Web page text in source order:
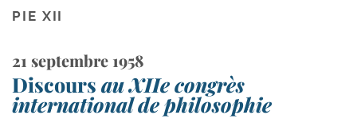
PIE XII
21 septembre 1958
Discours au XIIe congrès
international de philosophie